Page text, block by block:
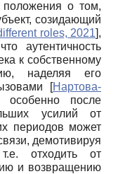
о том,
созидающий
roles, 2021],
аутентичность
к собственному
наделяя его
[Нартова-
особенно после
усилий от
периодов может
демотивируя
отходить от
и возвращению